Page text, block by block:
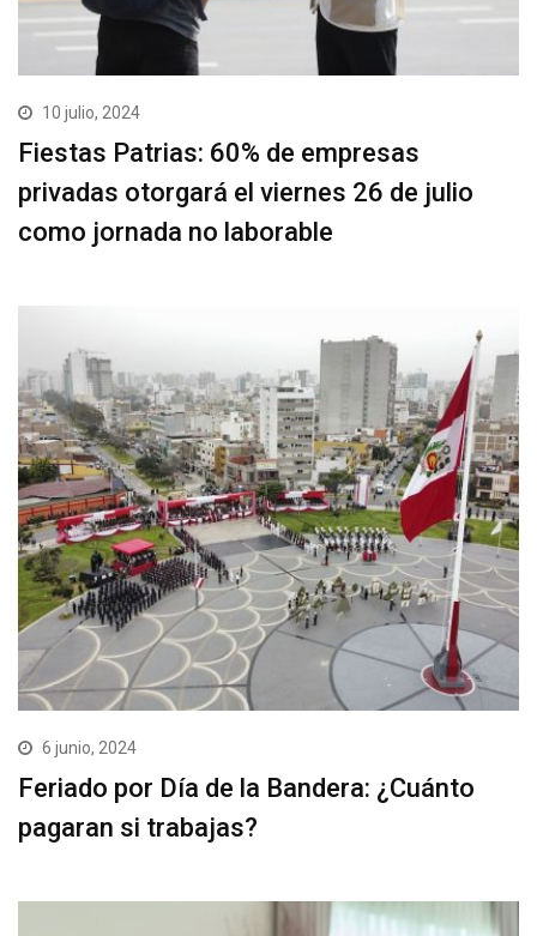
10 julio, 2024
Fiestas Patrias: 60% de empresas
privadas otorgará el viernes 26 de julio
como jornada no laborable
6 junio, 2024
Feriado por Día de la Bandera: ¿Cuánto
pagaran si trabajas?